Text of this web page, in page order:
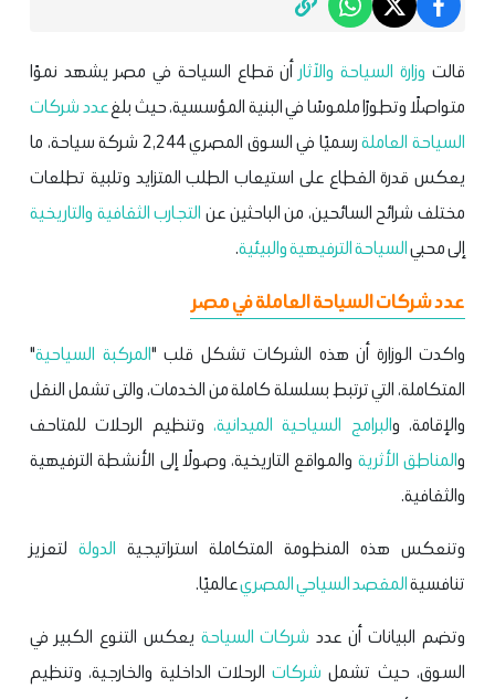
قالتوزارة السياحة والآثارأن قطاع السياحة في مصر يشهد نموًا
متواصلًا وتطورًا ملموسًا في البنية المؤسسية، حيث بلغعدد شركات
السياحة العاملة
رسميًا في السوق المصري 2,244 شركة سياحة، ما
يعكس قدرة القطاع على استيعاب الطلب المتزايد وتلبية تطلعات
مختلف شرائح السائحين، من الباحثين عن التجارب الثقافية والتاريخية
إلى محبيالسياحة الترفيهية والبيئية.
عدد شركات السياحة العاملة في مصر
واكدت الوزارة أن هذه الشركات تشكل قلب "المركبة السياحية"
المتكاملة، التي ترتبط بسلسلة كاملة من الخدمات، والتى تشمل النقل
والإقامة، والبرامج السياحية الميدانية، وتنظيم الرحلات للمتاحف
والمناطق الأثرية والمواقع التاريخية، وصولًا إلى الأنشطة الترفيهية
والثقافية.
وتنعكس هذه المنظومة المتكاملة استراتيجية الدولة لتعزيز
تنافسيةالمقصد السياحي المصريعالميًا.
وتضم البيانات أن عدد شركات السياحة يعكس التنوع الكبير في
السوق، حيث تشمل شركاتالرحلات الداخلية والخارجية، وتنظيم